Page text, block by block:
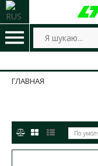
ГЛАВНАЯ